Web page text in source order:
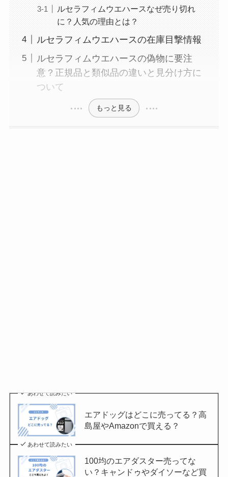
ルセラフィムウエハースなぜ売り切れ
に？人気の理由とは？
ルセラフィムウエハースの在庫目撃情報
ルセラフィムウエハースの偽物に要注
意？正規品と類似品の違いと見分け方に
ついて
もっと見る
あわせて読みたい
エアドッグはどこに売ってる？高
島屋やAmazonで買える？
あわせて読みたい
100均のエアダスター売ってな
い？キャンドゥやダイソーなど買